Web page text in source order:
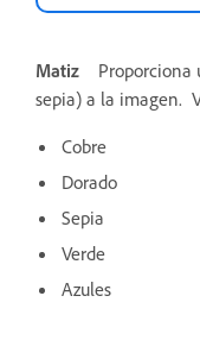
Matiz
Proporciona
sepia) a la imagen.
Cobre
Dorado
Sepia
Verde
Azules